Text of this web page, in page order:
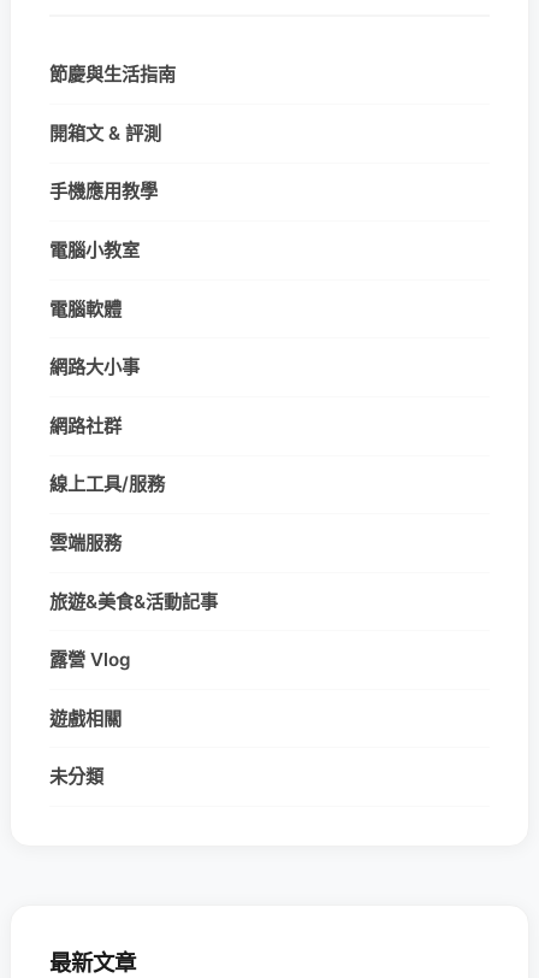
節慶與生活指南
開箱文 & 評測
手機應用教學
電腦小教室
電腦軟體
網路大小事
網路社群
線上工具/服務
雲端服務
旅遊&美食&活動記事
露營 Vlog
遊戲相關
未分類
最新文章